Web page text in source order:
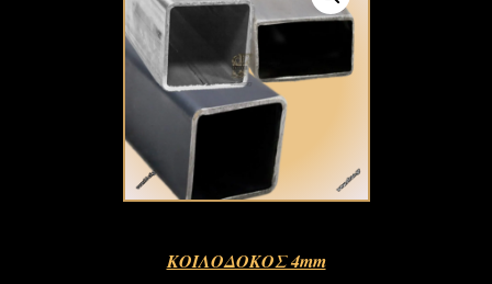
ΚΟΙΛΟΔΟΚΟΣ 4mm